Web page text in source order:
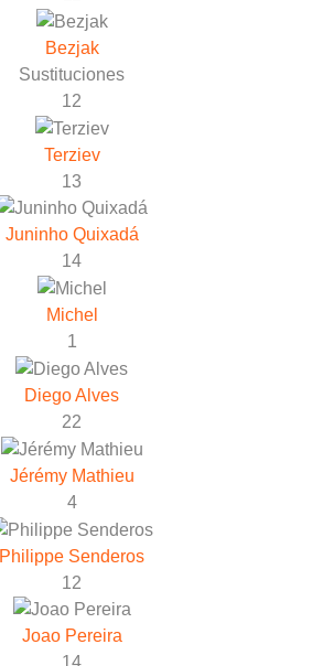
Bezjak
Sustituciones
12
Terziev
13
Juninho Quixadá
14
Michel
1
Diego Alves
22
Jérémy Mathieu
4
Philippe Senderos
12
Joao Pereira